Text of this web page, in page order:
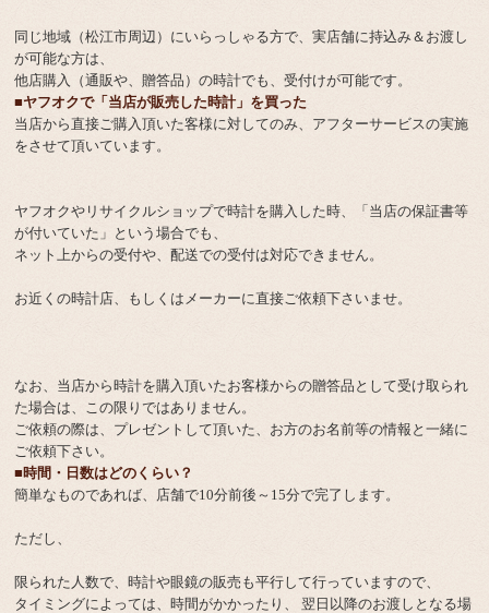
同じ地域（松江市周辺）にいらっしゃる方で、実店舗に持込み＆お渡し
が可能な方は、
他店購入（通販や、贈答品）の時計でも、受付けが可能です。
■ヤフオクで「当店が販売した時計」を買った
当店から直接ご購入頂いた客様に対してのみ、アフターサービスの実施
をさせて頂いています。
ヤフオクやリサイクルショップで時計を購入した時、「当店の保証書等
が付いていた」という場合でも、
ネット上からの受付や、配送での受付は対応できません。
お近くの時計店、もしくはメーカーに直接ご依頼下さいませ。
なお、当店から時計を購入頂いたお客様からの贈答品として受け取られ
た場合は、この限りではありません。
ご依頼の際は、プレゼントして頂いた、お方のお名前等の情報と一緒に
ご依頼下さい。
■時間・日数はどのくらい？
簡単なものであれば、店舗で10分前後～15分で完了します。
ただし、
限られた人数で、時計や眼鏡の販売も平行して行っていますので、
タイミングによっては、時間がかかったり、 翌日以降のお渡しとなる場